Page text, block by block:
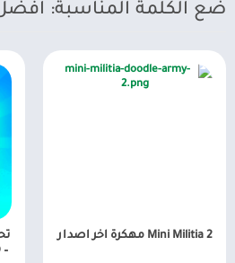
ضع الكلمة المناسبة: افضل العاب
Mini Militia 2 مهكرة اخر اصدار
– Block Craft 3D مهكرة MOD